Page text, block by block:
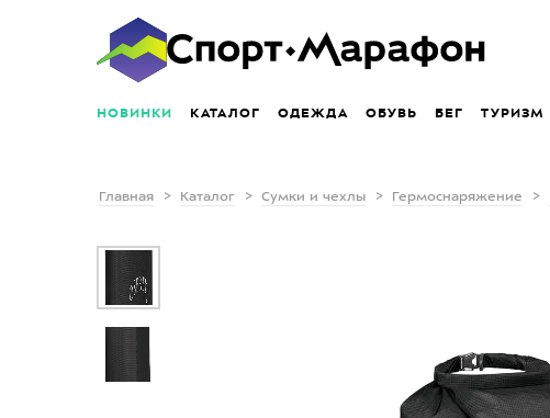
НОВИНКИ КАТАЛОГ ОДЕЖДА ОБУВЬ БЕГ ТУРИЗМ
Главная Каталог Сумки и чехлы Гермоснаряжение